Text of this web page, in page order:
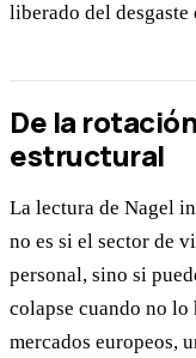
liberado del
De la
estructural
La lectura de Nagel
no es si el sector de
personal, sino si
colapse cuando no lo
mercados europeos,